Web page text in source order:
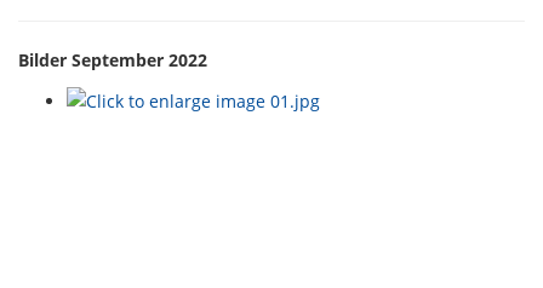
Bilder September 2022